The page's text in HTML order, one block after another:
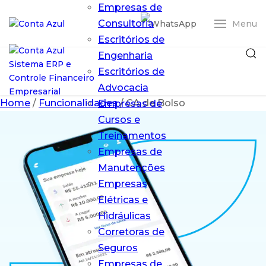
Menu
Empresas de
Consultoria
Escritórios de
Engenharia
Escritórios de
Advocacia
Empresas de
Cursos e
Treinamentos
Empresas de
Manutenções
Empresas
Elétricas e
Hidráulicas
Corretoras de
Seguros
Empresas de
ERP Conta Azul
O ERP em nuvem
que simplifica
sua gestão
financeira
Home / Funcionalidades/CA de Bolso